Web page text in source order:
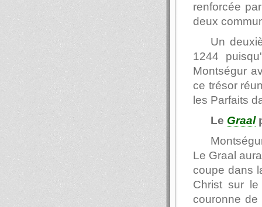
renforcée
deux
Un
1244
Montségur
ce trésor
les Parfaits
Le Graal
Le Graal
coupe dans
Christ sur
couronne de